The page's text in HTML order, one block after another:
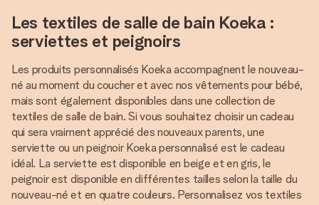
Les textiles de salle de bain Koeka :
serviettes et peignoirs
Les produits personnalisés Koeka accompagnent le nouveau-
né au moment du coucher et avec nos vêtements pour bébé,
mais sont également disponibles dans une collection de
textiles de salle de bain. Si vous souhaitez choisir un cadeau
qui sera vraiment apprécié des nouveaux parents, une
serviette ou un peignoir Koeka personnalisé est le cadeau
idéal. La serviette est disponible en beige et en gris, le
peignoir est disponible en différentes tailles selon la taille du
nouveau-né et en quatre couleurs. Personnalisez vos textiles